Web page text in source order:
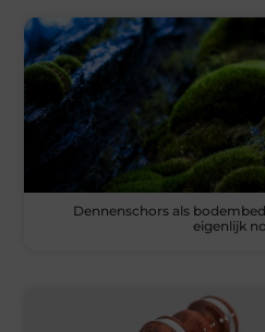
Dennenschors als
eigenlijk